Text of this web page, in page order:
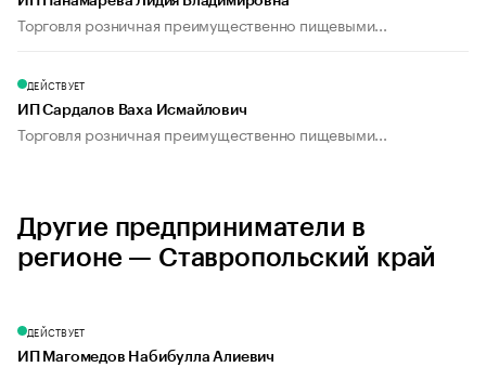
Торговля розничная преимущественно пищевыми...
ДЕЙСТВУЕТ
ИП Сардалов Ваха Исмайлович
Торговля розничная преимущественно пищевыми...
Другие предприниматели в
регионе — Ставропольский край
ДЕЙСТВУЕТ
ИП Магомедов Набибулла Алиевич